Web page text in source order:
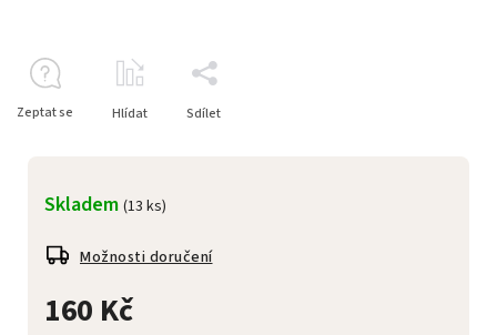
160 Kč
Skladem (13 ks)
Možnosti doručení
Zeptat se Hlídat Sdílet